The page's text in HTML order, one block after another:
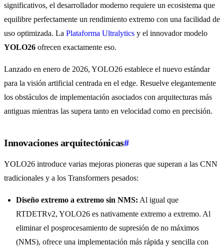
significativos, el desarrollador moderno requiere un ecosistema que
equilibre perfectamente un rendimiento extremo con una facilidad de
uso optimizada. La Plataforma Ultralytics y el innovador modelo
YOLO26 ofrecen exactamente eso.
Lanzado en enero de 2026, YOLO26 establece el nuevo estándar
para la visión artificial centrada en el edge. Resuelve elegantemente
los obstáculos de implementación asociados con arquitecturas más
antiguas mientras las supera tanto en velocidad como en precisión.
Innovaciones arquitectónicas#
YOLO26 introduce varias mejoras pioneras que superan a las CNN
tradicionales y a los Transformers pesados:
Diseño extremo a extremo sin NMS: Al igual que
RTDETRv2, YOLO26 es nativamente extremo a extremo. Al
eliminar el posprocesamiento de supresión de no máximos
(NMS), ofrece una implementación más rápida y sencilla con